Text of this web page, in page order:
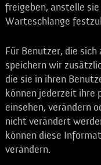
freigeben, anstelle
Warteschlange
Für Benutzer, die
speichern wir
die sie in ihren
können jederzeit ihre
einsehen, verändern
nicht verändert
können diese
verändern.